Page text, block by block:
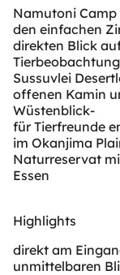
Namutoni Camp
den einfachen
direkten Blick
Tierbeobachtung
Sussuvlei
offenen Kamin
Wüstenblick-
für Tierfreunde
im Okanjima
Naturreservat
Essen
Highlights
direkt am
unmittelbaren